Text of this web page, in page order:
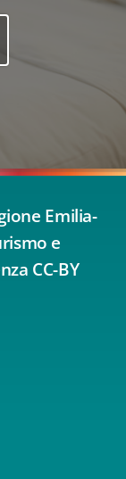
Emilia-
e
CC-BY